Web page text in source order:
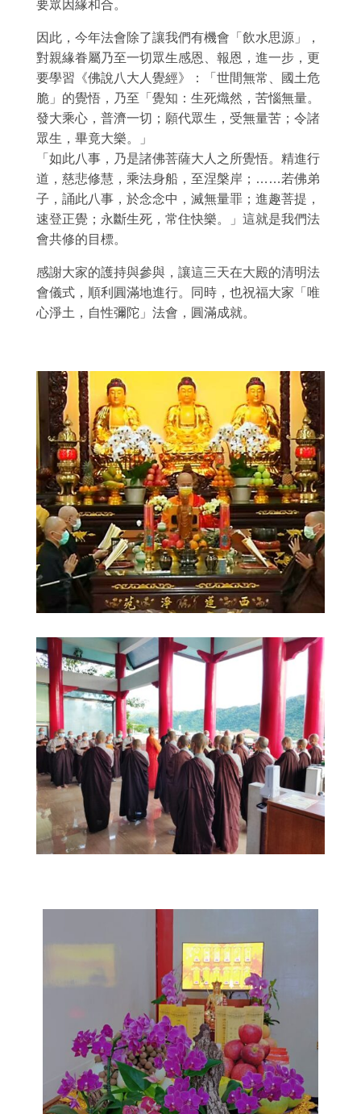
要眾因緣和合。
因此，今年法會除了讓我們有機會「飲水思源」，
對親緣眷屬乃至一切眾生感恩、報恩，進一步，更
要學習《佛說八大人覺經》：「世間無常、國土危
脆」的覺悟，乃至「覺知：生死熾然，苦惱無量。
發大乘心，普濟一切；願代眾生，受無量苦；令諸
眾生，畢竟大樂。」
「如此八事，乃是諸佛菩薩大人之所覺悟。精進行
道，慈悲修慧，乘法身船，至涅槃岸；……若佛弟
子，誦此八事，於念念中，滅無量罪；進趣菩提，
速登正覺；永斷生死，常住快樂。」這就是我們法
會共修的目標。
感謝大家的護持與參與，讓這三天在大殿的清明法
會儀式，順利圓滿地進行。同時，也祝福大家「唯
心淨土，自性彌陀」法會，圓滿成就。